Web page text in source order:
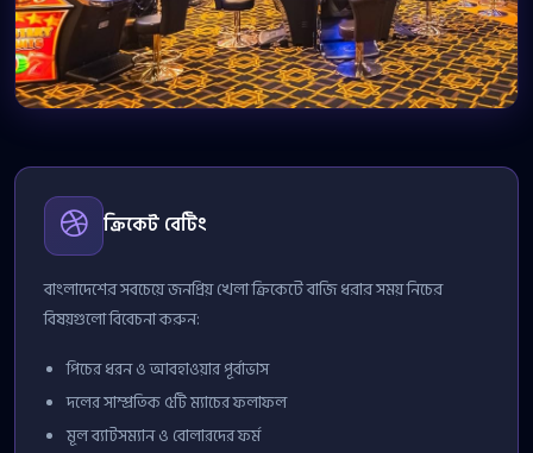
ক্রিকেট বেটিং
বাংলাদেশের সবচেয়ে জনপ্রিয় খেলা ক্রিকেটে বাজি ধরার সময় নিচের
বিষয়গুলো বিবেচনা করুন:
পিচের ধরন ও আবহাওয়ার পূর্বাভাস
দলের সাম্প্রতিক ৫টি ম্যাচের ফলাফল
মূল ব্যাটসম্যান ও বোলারদের ফর্ম